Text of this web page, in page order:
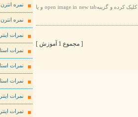
برای مشاهده عکس ها به صورت بهتر لطفا روی عکس مورد نظر راست کلیک کرده و گزینهopen image in new tab و یا
[ مجموع 1 آموزش ]
نمره انترن
نمره انترن
نمرات
نمرات
نمرات
نمرات
نمرات
نمرات